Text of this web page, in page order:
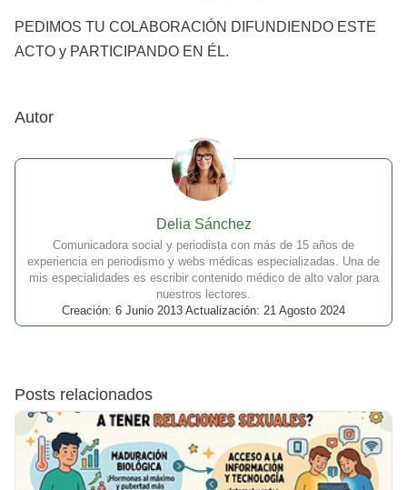
PEDIMOS TU COLABORACIÓN DIFUNDIENDO ESTE
ACTO y PARTICIPANDO EN ÉL.
Autor
Delia Sánchez
Comunicadora social y periodista con más de 15 años de
experiencia en periodismo y webs médicas especializadas. Una de
mis especialidades es escribir contenido médico de alto valor para
nuestros lectores.
Creación: 6 Junio 2013 Actualización: 21 Agosto 2024
Posts relacionados